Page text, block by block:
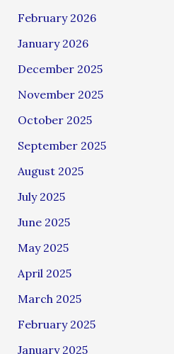
February 2026
January 2026
December 2025
November 2025
October 2025
September 2025
August 2025
July 2025
June 2025
May 2025
April 2025
March 2025
February 2025
January 2025